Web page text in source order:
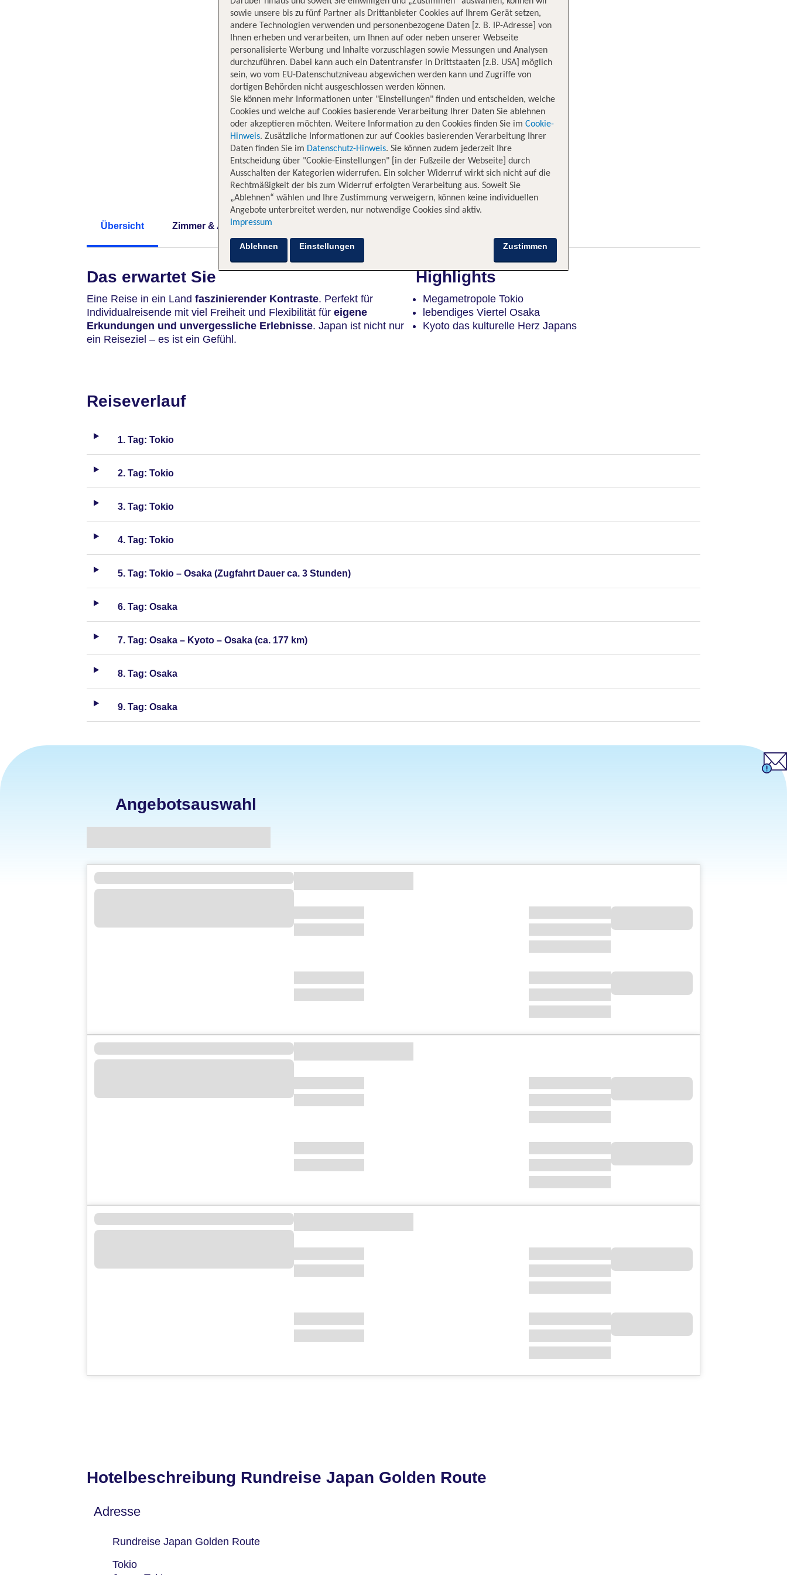
Übersicht Zimmer & Angebote
Das erwartet Sie
Eine Reise in ein Land faszinierender Kontraste. Perfekt für
Individualreisende mit viel Freiheit und Flexibilität für eigene
Erkundungen und unvergessliche Erlebnisse. Japan ist nicht nur
ein Reiseziel – es ist ein Gefühl.
Highlights
Megametropole Tokio
lebendiges Viertel Osaka
Kyoto das kulturelle Herz Japans
Reiseverlauf
1. Tag: Tokio
2. Tag: Tokio
3. Tag: Tokio
4. Tag: Tokio
5. Tag: Tokio – Osaka (Zugfahrt Dauer ca. 3 Stunden)
6. Tag: Osaka
7. Tag: Osaka – Kyoto – Osaka (ca. 177 km)
8. Tag: Osaka
9. Tag: Osaka
Angebotsauswahl
Hotelbeschreibung Rundreise Japan Golden Route
Adresse
Rundreise Japan Golden Route
Tokio
sowie unsere bis zu fünf Partner als Drittanbieter Cookies auf Ihrem Gerät setzen,
andere Technologien verwenden und personenbezogene Daten [z. B. IP-Adresse] von
Ihnen erheben und verarbeiten, um Ihnen auf oder neben unserer Webseite
personalisierte Werbung und Inhalte vorzuschlagen sowie Messungen und Analysen
durchzuführen. Dabei kann auch ein Datentransfer in Drittstaaten [z.B. USA] möglich
sein, wo vom EU-Datenschutzniveau abgewichen werden kann und Zugriffe von
dortigen Behörden nicht ausgeschlossen werden können.
Sie können mehr Informationen unter "Einstellungen" finden und entscheiden, welche
Cookies und welche auf Cookies basierende Verarbeitung Ihrer Daten Sie ablehnen
oder akzeptieren möchten. Weitere Information zu den Cookies finden Sie im Cookie-
Hinweis. Zusätzliche Informationen zur auf Cookies basierenden Verarbeitung Ihrer
Daten finden Sie im Datenschutz-Hinweis. Sie können zudem jederzeit Ihre
Entscheidung über "Cookie-Einstellungen" [in der Fußzeile der Webseite] durch
Ausschalten der Kategorien widerrufen. Ein solcher Widerruf wirkt sich nicht auf die
Rechtmäßigkeit der bis zum Widerruf erfolgten Verarbeitung aus. Soweit Sie
„Ablehnen“ wählen und Ihre Zustimmung verweigern, können keine individuellen
Angebote unterbreitet werden, nur notwendige Cookies sind aktiv.
Impressum
Zustimmen
Ablehnen Einstellungen